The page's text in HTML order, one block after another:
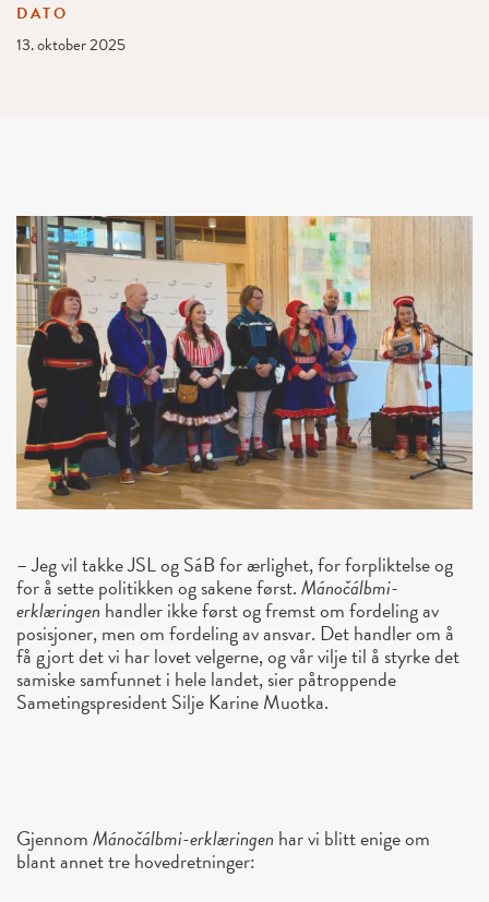
DATO
13. oktober 2025
– Jeg vil takke JSL og SáB for ærlighet, for forpliktelse og
for å sette politikken og sakene først.Mánočálbmi-
erklæringenhandler ikke først og fremst om fordeling av
posisjoner, men om fordeling av ansvar. Det handler om å
få gjort det vi har lovet velgerne, og vår vilje til å styrke det
samiske samfunneti hele landet, sier påtroppende
Sametingspresident Silje Karine Muotka.
GjennomMánočálbmi-erklæringen har vi blitt enige om
blant annet tre hovedretninger: